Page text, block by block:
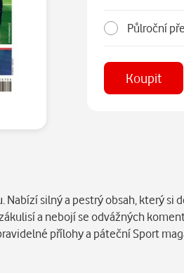
Půlroční
Koupit
silný a pestrý obsah, který
a nebojí se odvážných
přílohy a páteční Sport